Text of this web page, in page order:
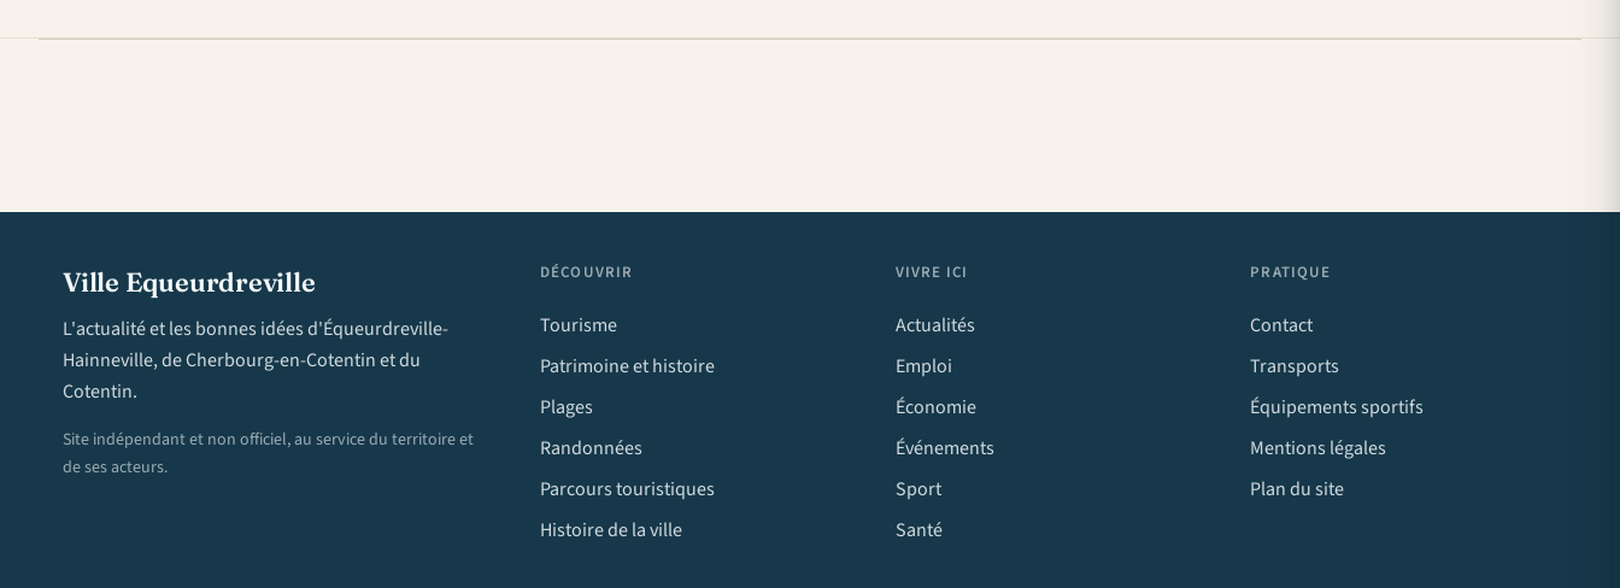
Ville Equeurdreville
L'actualité et les bonnes idées d'Équeurdreville-
Hainneville, de Cherbourg-en-Cotentin et du
Cotentin.
Site indépendant et non officiel, au service du territoire et
de ses acteurs.
DÉCOUVRIR
Tourisme
Patrimoine et histoire
Plages
Randonnées
Parcours touristiques
Histoire de la ville
VIVRE ICI
Actualités
Emploi
Économie
Événements
Sport
Santé
PRATIQUE
Contact
Transports
Équipements sportifs
Mentions légales
Plan du site